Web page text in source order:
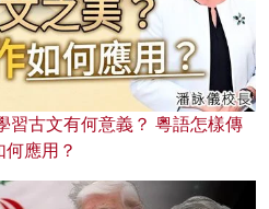
習古文有何意義？ 粵語怎樣傳
應用？